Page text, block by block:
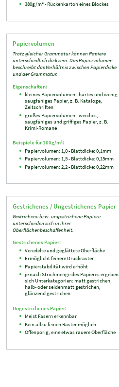
380g/m² - Rückenkarton eines Blockes
Papiervolumen
Trotz gleicher Grammatur können Papiere
unterschiedlich dick sein. Das Papiervolumen
beschreibt das Verhältnis zwischen Papierdicke
und der Grammatur.
Eigenschaften:
kleines Papiervolumen - hartes und wenig
saugfähiges Papier, z. B. Kataloge,
Zeitschriften
großes Papiervolumen - weiches,
saugfähiges und griffiges Papier, z. B.
Krimi-Romane
Beispiele für 100g/m²:
Papiervolumen: 1,0 - Blattdicke: 0,1mm
Papiervolumen: 1,5 - Blattdicke: 0,15mm
Papiervolumen: 2,2 - Blattdicke: 0,22mm
Gestrichenes / Ungestrichenes Papier
Gestrichene bzw. ungestrichene Papiere
unterscheiden sich in ihrer
Oberflächenbeschaffenheit.
Gestrichenes Papier:
Veredelte und geglättete Oberfläche
Ermöglicht feinere Druckraster
Papierstabilität wird erhöht
je nach Strichmenge des Papieres ergeben
sich Unterkategorien: matt gestrichen,
halb- oder seidenmatt gestrichen,
glänzend gestrichen
Ungestrichenes Papier:
Meist Fasern erkennbar
Kein allzu feinen Raster möglich
Offenporig, eine etwas rauere Oberfläche